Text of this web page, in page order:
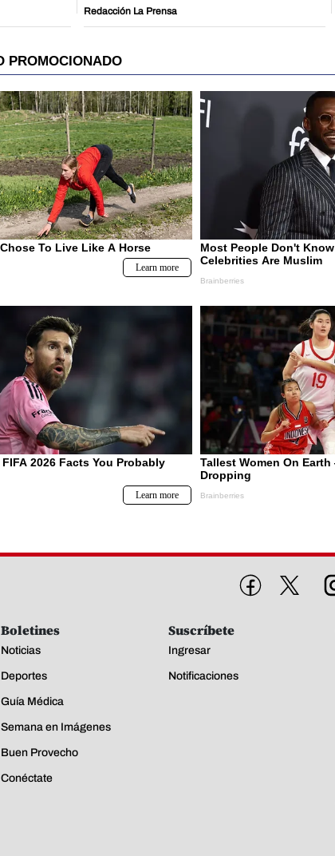
Redacción La Prensa
Boletines
Noticias
Deportes
Guía Médica
Semana en Imágenes
Buen Provecho
Conéctate
Suscríbete
Ingresar
Notificaciones